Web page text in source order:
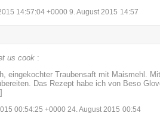
14:57:04 +0000 9. August 2015 14:57
us cook :
eingekochter Traubensaft mit Maismehl.
Das Rezept habe ich von Beso
00:54:25 +0000 24. August 2015 00:54